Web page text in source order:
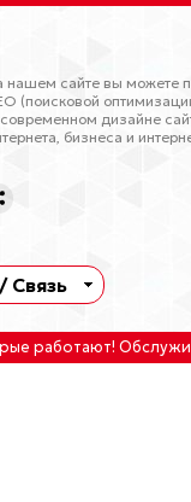
нашем сайте вы можете
(поисковой
дизайне
бизнеса и
Связь
работают!